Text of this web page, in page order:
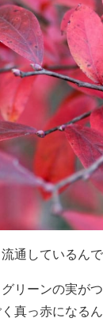
通しているんで
リーンの実が
真っ赤になるん